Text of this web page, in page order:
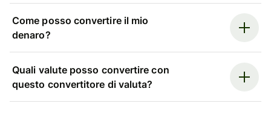
Come posso convertire il mio
denaro?
Quali valute posso convertire con
questo convertitore di valuta?